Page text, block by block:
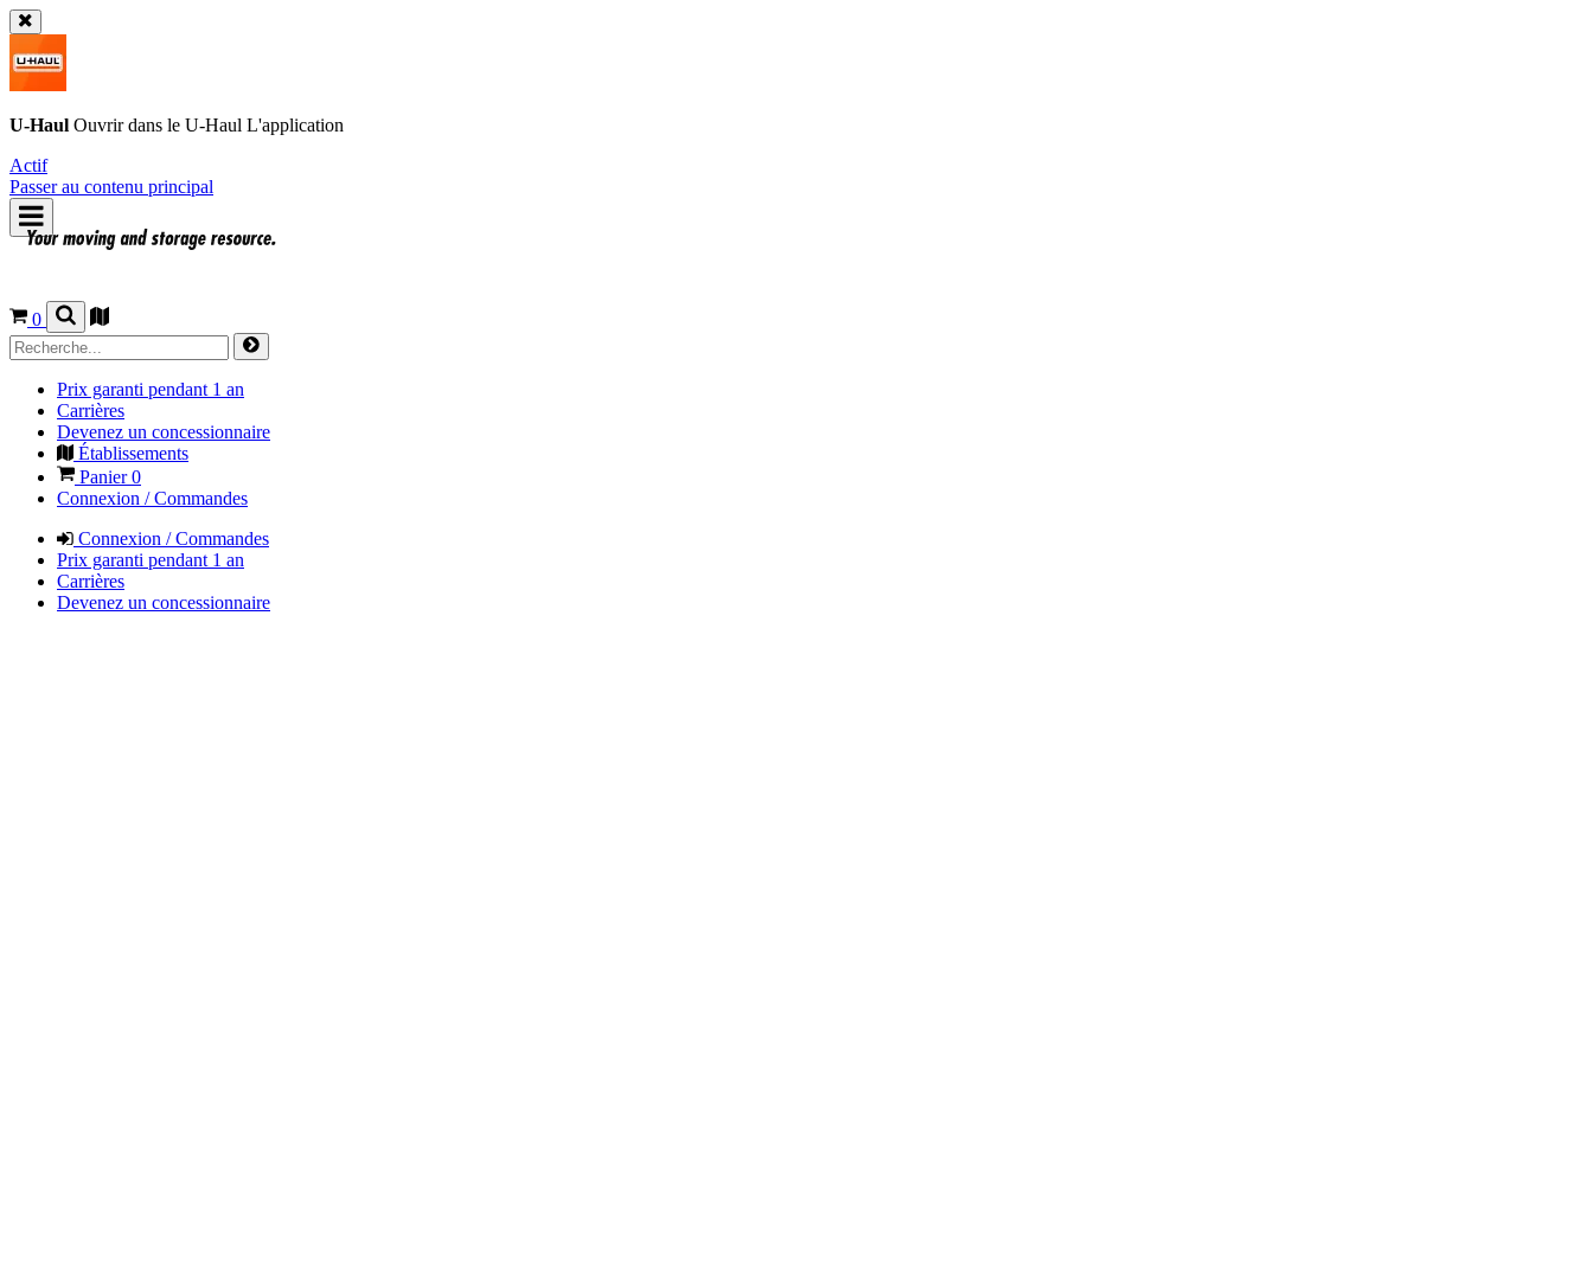
U-Haul Ouvrir dans le U-Haul L'application
Actif
Passer au contenu principal
0
Prix garanti pendant 1 an
Carrières
Devenez un concessionnaire
Établissements
Panier0
Connexion / Commandes
Connexion / Commandes
Prix garanti pendant 1 an
Carrières
Devenez un concessionnaire